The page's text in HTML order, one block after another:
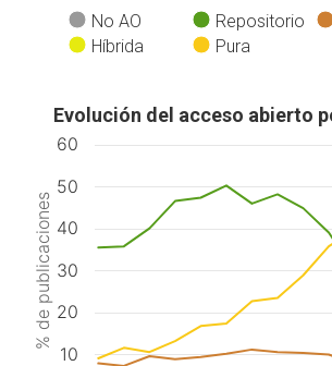
No AO Repositorio
Híbrida
Pura
% de publicaciones
Evolución del acceso abierto
10
20
30
40
50
60